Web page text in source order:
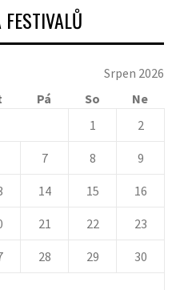
Srpen 2026
Pá So
Ne
1
2
7 8 9
14 15 16
21 22 23
28 29 30